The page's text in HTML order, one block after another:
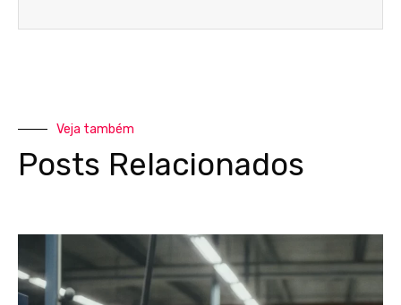
Veja também
Posts Relacionados